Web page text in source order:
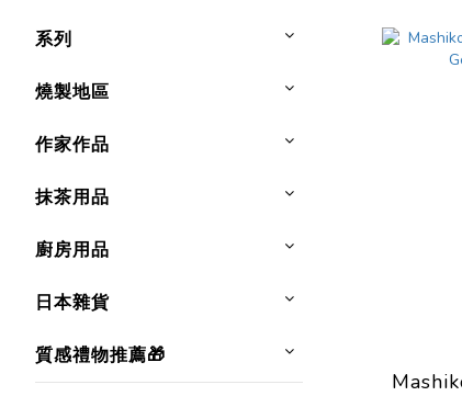
系列
燒製地區
作家作品
抹茶用品
廚房用品
日本雜貨
質感禮物推薦🎁